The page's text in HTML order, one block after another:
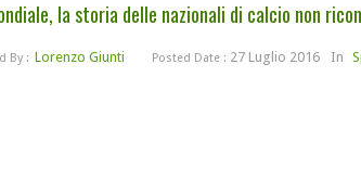
la storia delle nazionali di calcio non
By : Lorenzo Giunti Posted Date : 27 Luglio 2016 In